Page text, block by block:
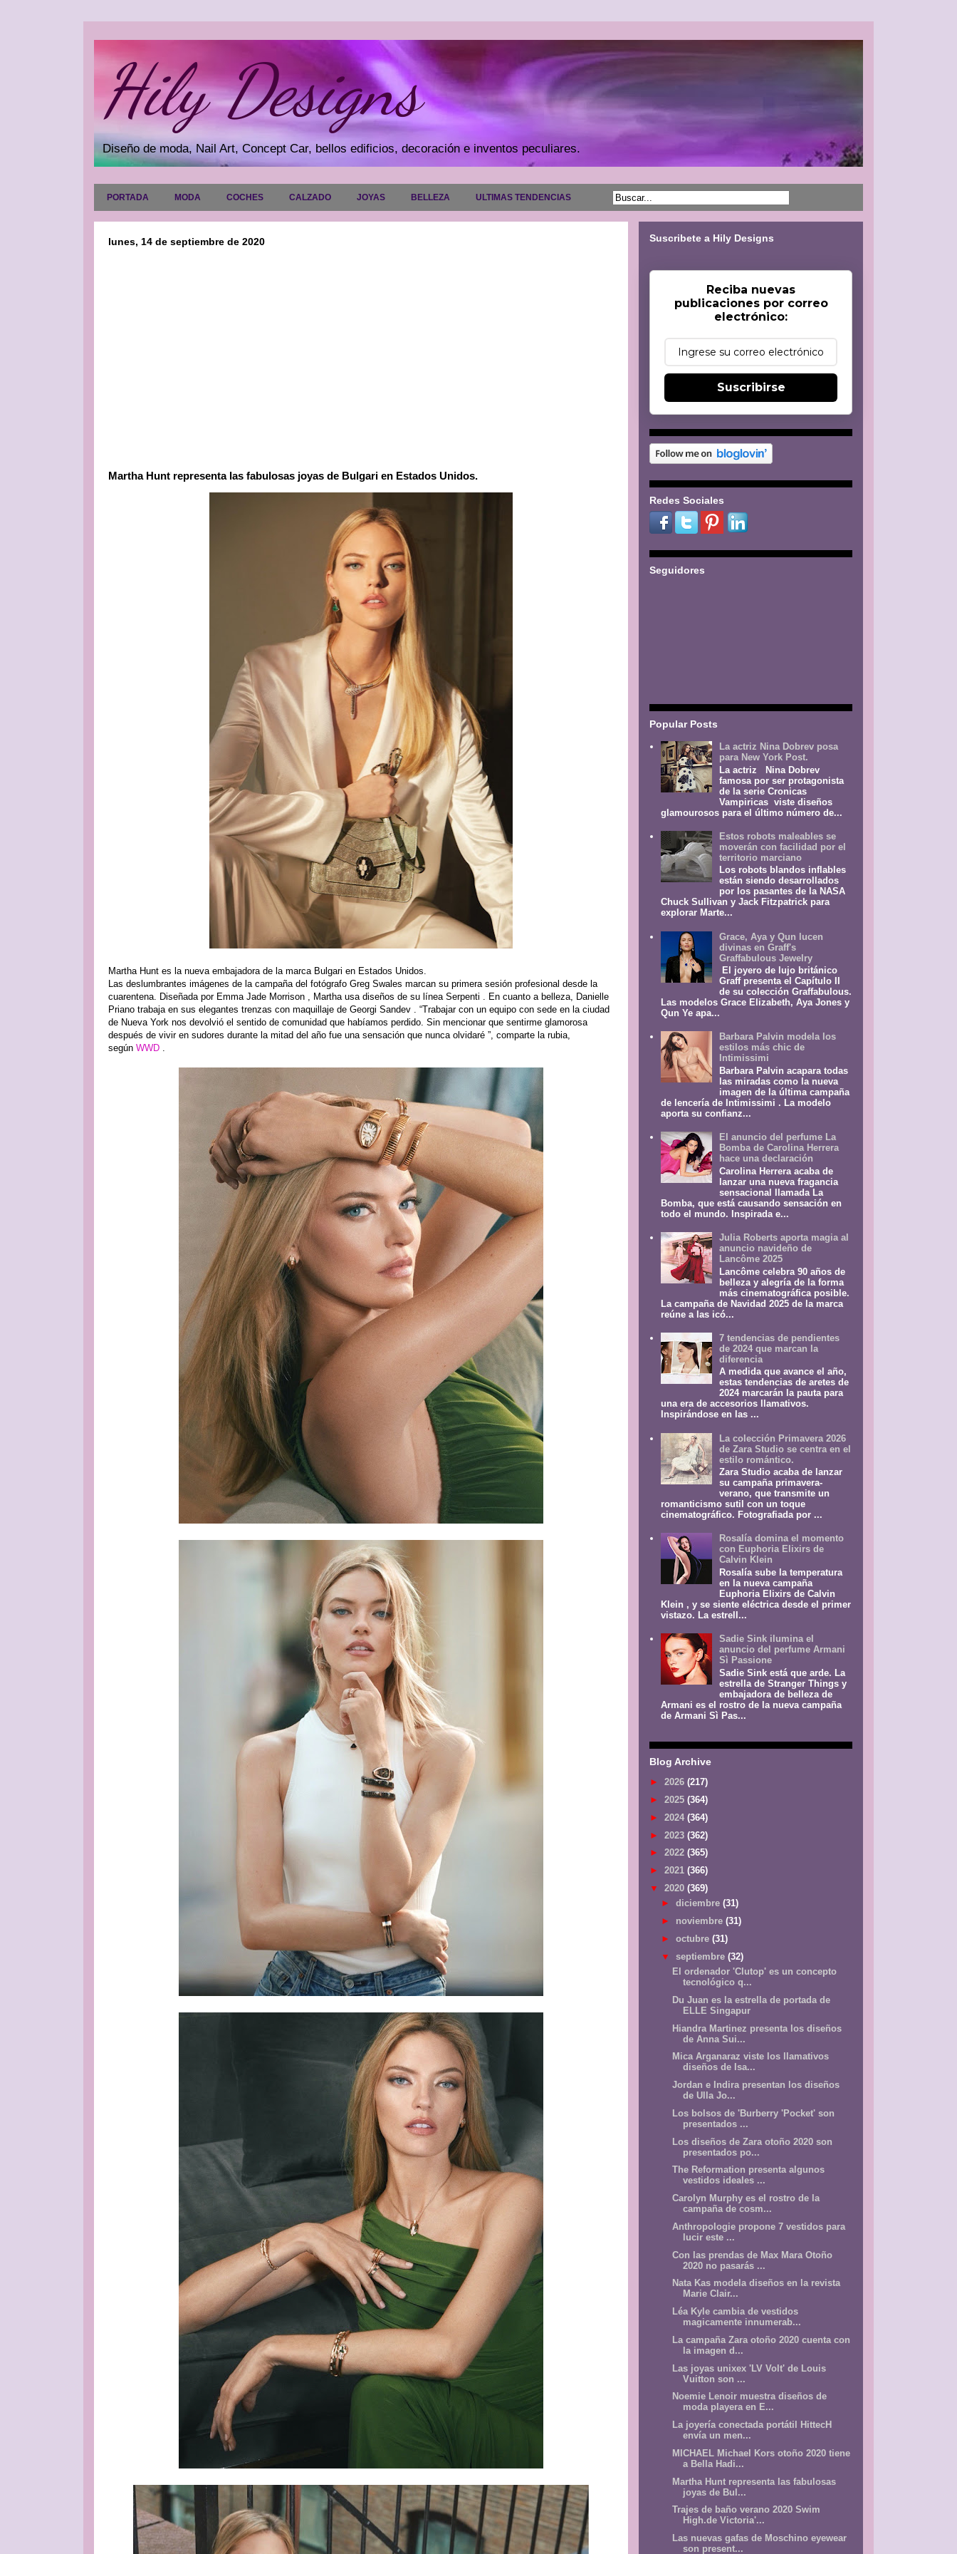
Hily Designs
Diseño de moda, Nail Art, Concept Car, bellos edificios, decoración e inventos peculiares.
PORTADA MODA COCHES CALZADO JOYAS BELLEZA ULTIMAS TENDENCIAS
lunes, 14 de septiembre de 2020
Martha Hunt representa las fabulosas joyas de Bulgari en Estados Unidos.
Martha Hunt es la nueva embajadora de la marca Bulgari en Estados Unidos.
Las deslumbrantes imágenes de la campaña del fotógrafo Greg Swales marcan su primera sesión profesional desde la
cuarentena. Diseñada por Emma Jade Morrison , Martha usa diseños de su línea Serpenti . En cuanto a belleza, Danielle
Priano trabaja en sus elegantes trenzas con maquillaje de Georgi Sandev . “Trabajar con un equipo con sede en la ciudad
de Nueva York nos devolvió el sentido de comunidad que habíamos perdido. Sin mencionar que sentirme glamorosa
después de vivir en sudores durante la mitad del año fue una sensación que nunca olvidaré ”, comparte la rubia,
según WWD .
Suscribete a Hily Designs
Reciba nuevas
publicaciones por correo
electrónico:
Suscribirse
Redes Sociales
Seguidores
Popular Posts
La actriz Nina Dobrev posa
para New York Post.
La actriz Nina Dobrev
famosa por ser protagonista
de la serie Cronicas
Vampiricas viste diseños
glamourosos para el último número de...
Estos robots maleables se
moverán con facilidad por el
territorio marciano
Los robots blandos inflables
están siendo desarrollados
por los pasantes de la NASA
Chuck Sullivan y Jack Fitzpatrick para
explorar Marte...
Grace, Aya y Qun lucen
divinas en Graff's
Graffabulous Jewelry
El joyero de lujo británico
Graff presenta el Capítulo II
de su colección Graffabulous.
Las modelos Grace Elizabeth, Aya Jones y
Qun Ye apa...
Barbara Palvin modela los
estilos más chic de
Intimissimi
Barbara Palvin acapara todas
las miradas como la nueva
imagen de la última campaña
de lencería de Intimissimi . La modelo
aporta su confianz...
El anuncio del perfume La
Bomba de Carolina Herrera
hace una declaración
Carolina Herrera acaba de
lanzar una nueva fragancia
sensacional llamada La
Bomba, que está causando sensación en
todo el mundo. Inspirada e...
Julia Roberts aporta magia al
anuncio navideño de
Lancôme 2025
Lancôme celebra 90 años de
belleza y alegría de la forma
más cinematográfica posible.
La campaña de Navidad 2025 de la marca
reúne a las icó...
7 tendencias de pendientes
de 2024 que marcan la
diferencia
A medida que avance el año,
estas tendencias de aretes de
2024 marcarán la pauta para
una era de accesorios llamativos.
Inspirándose en las ...
La colección Primavera 2026
de Zara Studio se centra en el
estilo romántico.
Zara Studio acaba de lanzar
su campaña primavera-
verano, que transmite un
romanticismo sutil con un toque
cinematográfico. Fotografiada por ...
Rosalía domina el momento
con Euphoria Elixirs de
Calvin Klein
Rosalía sube la temperatura
en la nueva campaña
Euphoria Elixirs de Calvin
Klein , y se siente eléctrica desde el primer
vistazo. La estrell...
Sadie Sink ilumina el
anuncio del perfume Armani
Sì Passione
Sadie Sink está que arde. La
estrella de Stranger Things y
embajadora de belleza de
Armani es el rostro de la nueva campaña
de Armani Sì Pas...
Blog Archive
► 2026 (217)
► 2025 (364)
► 2024 (364)
► 2023 (362)
► 2022 (365)
► 2021 (366)
▼ 2020 (369)
► diciembre (31)
► noviembre (31)
► octubre (31)
▼ septiembre (32)
El ordenador 'Clutop' es un concepto
tecnológico q...
Du Juan es la estrella de portada de
ELLE Singapur
Hiandra Martinez presenta los diseños
de Anna Sui...
Mica Arganaraz viste los llamativos
diseños de Isa...
Jordan e Indira presentan los diseños
de Ulla Jo...
Los bolsos de 'Burberry 'Pocket' son
presentados ...
Los diseños de Zara otoño 2020 son
presentados po...
The Reformation presenta algunos
vestidos ideales ...
Carolyn Murphy es el rostro de la
campaña de cosm...
Anthropologie propone 7 vestidos para
lucir este ...
Con las prendas de Max Mara Otoño
2020 no pasarás ...
Nata Kas modela diseños en la revista
Marie Clair...
Léa Kyle cambia de vestidos
magicamente innumerab...
La campaña Zara otoño 2020 cuenta con
la imagen d...
Las joyas unixex 'LV Volt' de Louis
Vuitton son ...
Noemie Lenoir muestra diseños de
moda playera en E...
La joyería conectada portátil HittecH
envía un men...
MICHAEL Michael Kors otoño 2020 tiene
a Bella Hadi...
Martha Hunt representa las fabulosas
joyas de Bul...
Trajes de baño verano 2020 Swim
High.de Victoria'...
Las nuevas gafas de Moschino eyewear
son present...